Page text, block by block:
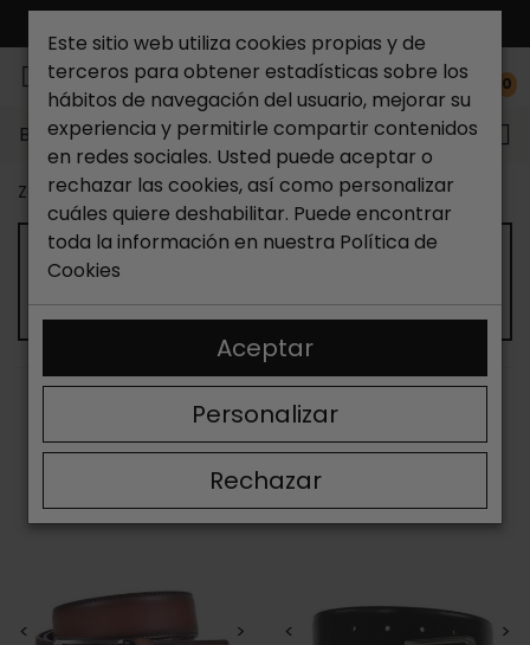
0
Buscar...
Zapateria Catchalot Cinturones Hombre
Mostrando 13-24 de 39 artículo(s)
< > < >
Este sitio web utiliza cookies propias y de
terceros para obtener estadísticas sobre los
hábitos de navegación del usuario, mejorar su
experiencia y permitirle compartir contenidos
en redes sociales. Usted puede aceptar o
rechazar las cookies, así como personalizar
cuáles quiere deshabilitar. Puede encontrar
toda la información en nuestra Política de
Cookies
Rechazar
Personalizar
Aceptar